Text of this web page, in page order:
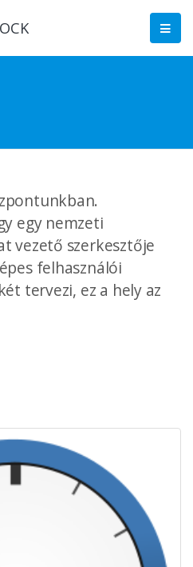
egy nemzeti
vezető szerkesztője
felhasználói
tervezi, ez a hely az